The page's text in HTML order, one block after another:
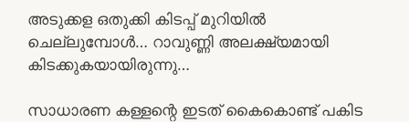
അടുക്കള ഒതുക്കി കിടപ്പ് മുറിയിൽ
ചെല്ലുമ്പോൾ… റാവുണ്ണി അലക്ഷ്യമായി
കിടക്കുകയായിരുന്നു…
സാധാരണ കള്ളന്റെ ഇടത് കൈകൊണ്ട് പകിട